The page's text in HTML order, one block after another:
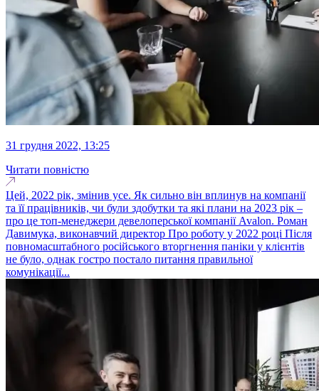
31 грудня 2022, 13:25
Читати повністю
Цей, 2022 рік, змінив усе. Як сильно він вплинув на компанії
та її працівників, чи були здобутки та які плани на 2023 рік –
про це топ-менеджери девелоперської компанії Avalon. Роман
Давимука, виконавчий директор Про роботу у 2022 році Після
повномасштабного російського вторгнення паніки у клієнтів
не було, однак гостро постало питання правильної
комунікації...